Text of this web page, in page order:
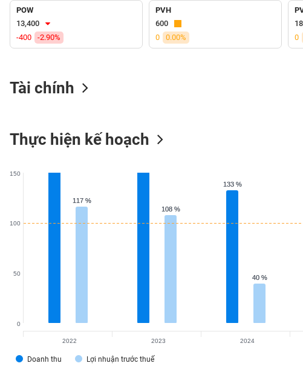
POW
13,400
-400
-2.90%
PVH
600
0
0.00%
0
Tài chính
Thực hiện kế hoạch
133 %
133 %
117 %
117 %
108 %
108 %
40 %
40 %
Doanh thu Lợi nhuận trước thuế
0
50
100
150
2022 2023 2024
(-)
VS-
SECTOR
DÙNG